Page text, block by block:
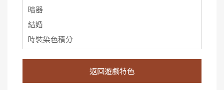
暗器
結婚
時裝染色積分
返回遊戲特色